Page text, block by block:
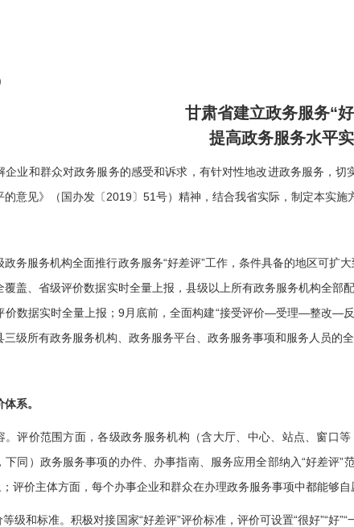
甘
甘肃省建立政务服务“
提高政务服务水平
和群众对政务服务的感受和诉求，有针对性地改进政务服务，切
的意见》（国办发〔2019〕51号）精神，结合我省实际，制定本实施
服务机构全面推行政务服务“好差评”工作，条件具备的地区可扩大
覆盖、省级评价数据实时全量上报，县级以上所有政务服务机构全部
价数据实时全量上报；9月底前，全面构建“接受评价—受理—整改—
级所有政务服务机构、政务服务平台、政务服务事项和服务人员的全
系。
价范围方面，各级政务服务机构（含大厅、中心、站点、窗口等
下同）政务服务事项的办件、办事指南、服务应用全部纳入“好差评
评价主体方面，每个办事企业和群众在办理政务服务事项中都能够自
和标准。积极对接国家“好差评”评价标准，评价可设置“很好”“好”“一